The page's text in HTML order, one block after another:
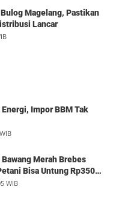
Magelang, Pastikan
Lancar
Impor BBM Tak
Merah Brebes
Bisa Untung Rp350
WIB